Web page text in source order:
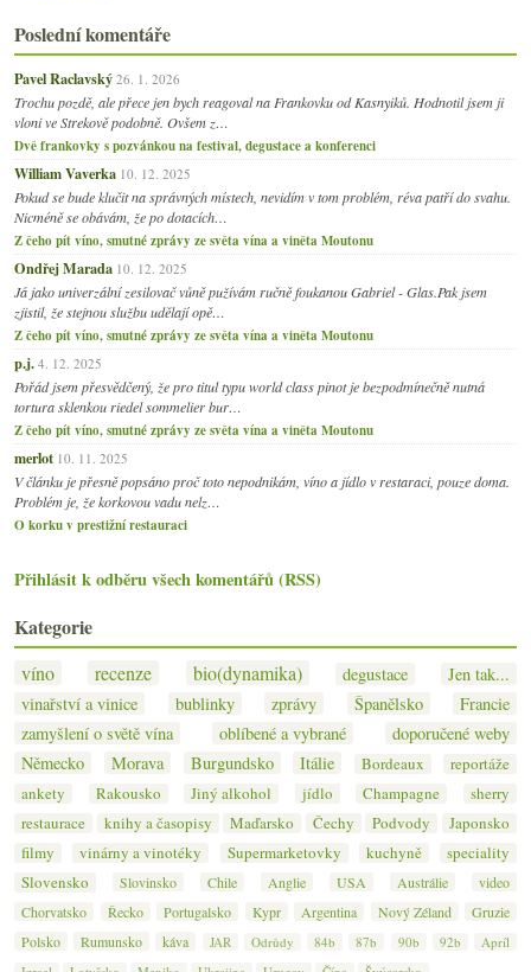
Poslední komentáře
Pavel Raclavský 26. 1. 2026
Trochu pozdě, ale přece jen bych reagoval na Frankovku od Kasnyiků. Hodnotil jsem ji
vloni ve Strekově podobně. Ovšem z…
Dvě frankovky s pozvánkou na festival, degustace a konferenci
William Vaverka 10. 12. 2025
Pokud se bude klučit na správných místech, nevidím v tom problém, réva patří do svahu.
Nicméně se obávám, že po dotacích…
Z čeho pít víno, smutné zprávy ze světa vína a viněta Moutonu
Ondřej Marada 10. 12. 2025
Já jako univerzální zesilovač vůně pužívám ručně foukanou Gabriel - Glas.Pak jsem
zjistil, že stejnou službu udělají opě…
Z čeho pít víno, smutné zprávy ze světa vína a viněta Moutonu
p.j. 4. 12. 2025
Pořád jsem přesvědčený, že pro titul typu world class pinot je bezpodmínečně nutná
tortura sklenkou riedel sommelier bur…
Z čeho pít víno, smutné zprávy ze světa vína a viněta Moutonu
merlot 10. 11. 2025
V článku je přesně popsáno proč toto nepodnikám, víno a jídlo v restaraci, pouze doma.
Problém je, že korkovou vadu nelz…
O korku v prestižní restauraci
Přihlásit k odběru všech komentářů (RSS)
Kategorie
víno recenze bio(dynamika) degustace
Jen tak...
vinařství a vinice
bublinky zprávy Španělsko
Francie
zamyšlení o světě vína
oblíbené a vybrané
doporučené weby
Německo
Morava Burgundsko Itálie Bordeaux
reportáže
ankety
Rakousko Jiný alkohol jídlo Champagne
sherry
restaurace
knihy a časopisy Maďarsko Čechy Podvody
Japonsko
filmy
vinárny a vinotéky Supermarketovky kuchyně
speciality
Slovensko
Slovinsko Chile Anglie USA Austrálie
video
Chorvatsko
Řecko Portugalsko Kypr Argentina Nový Zéland
Gruzie
Polsko
Rumunsko káva JAR Odrůdy 84b 87b 90b 92b
Apríl